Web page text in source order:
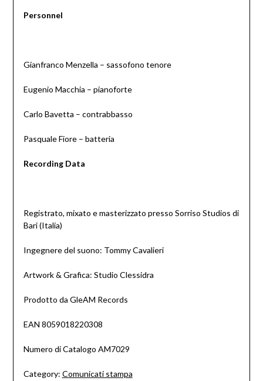
Personnel
Gianfranco Menzella – sassofono tenore
Eugenio Macchia – pianoforte
Carlo Bavetta – contrabbasso
Pasquale Fiore – batteria
Recording Data
Registrato, mixato e masterizzato presso Sorriso Studios di
Bari (Italia)
Ingegnere del suono: Tommy Cavalieri
Artwork & Grafica: Studio Clessidra
Prodotto da GleAM Records
EAN 8059018220308
Numero di Catalogo AM7029
Category: Comunicati stampa